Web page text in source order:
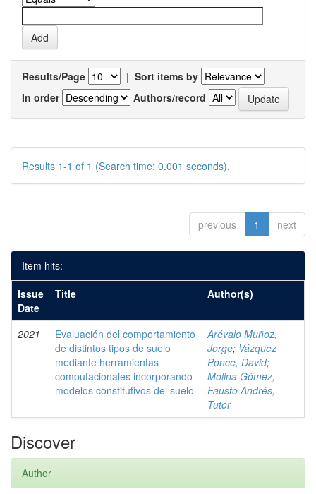
Results/Page | Sort items by
In order
Authors/record
Results 1-1 of 1 (Search time: 0.001 seconds).
previous 1 next
Item hits:
Issue
Date
Title Author(s)
2021
Evaluación del comportamiento
de distintos tipos de suelo
mediante herramientas
computacionales incorporando
modelos constitutivos del suelo
Arévalo Muñoz,
Jorge; Vázquez
Ponce, David;
Molina Gómez,
Fausto Andrés,
Tutor
Discover
Author